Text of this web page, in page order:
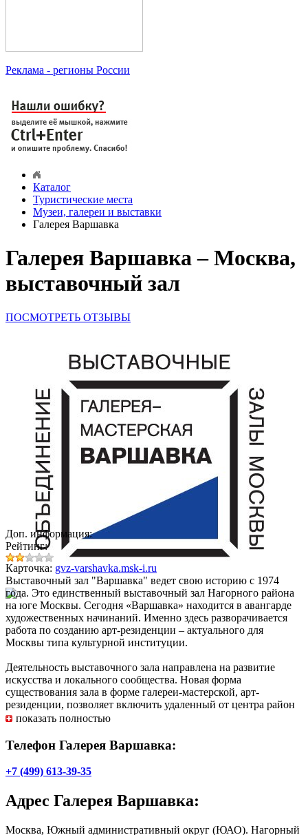
Реклама - регионы России
Каталог
Туристические места
Музеи, галереи и выставки
Галерея Варшавка
Галерея Варшавка – Москва,
выставочный зал
ПОСМОТРЕТЬ ОТЗЫВЫ
Доп. информация:
Рейтинг:
Карточка: gvz-varshavka.msk-i.ru
Выставочный зал "Варшавка" ведет свою историю с 1974
года. Это единственный выставочный зал Нагорного района
на юге Москвы. Сегодня «Варшавка» находится в авангарде
художественных начинаний. Именно здесь разворачивается
работа по созданию арт-резиденции – актуального для
Москвы типа культурной институции.
Деятельность выставочного зала направлена на развитие
искусства и локального сообщества. Новая форма
существования зала в форме галереи-мастерской, арт-
резиденции, позволяет включить удаленный от центра район
мегаполиса в международную дискуссию о развитии
самоидентификацию.
Посещение бесплатно для всех категорий граждан.
показать полностью
Телефон Галерея Варшавка:
+7 (499) 613-39-35
Адрес Галерея Варшавка:
Москва, Южный административный округ (ЮАО). Нагорный